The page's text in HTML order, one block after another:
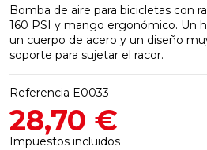
Bomba de aire para bicicletas con
160 PSI y mango ergonómico. Un
un cuerpo de acero y un diseño
soporte para sujetar el racor.
Referencia E0033
28,70 €
Impuestos incluidos